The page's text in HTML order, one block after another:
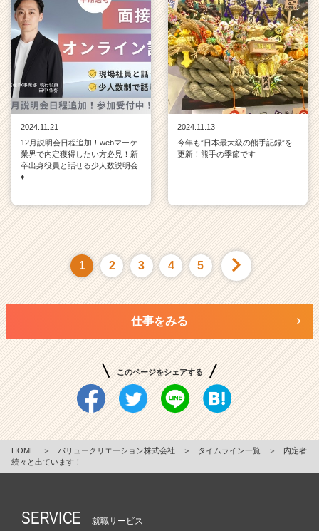
2024.11.21
12月説明会日程追加！webマーケ
業界で内定獲得したい方必見！新
卒出身役員と話せる少人数説明会
♦
2024.11.13
今年も”日本最大級の熊手記録”を
更新！熊手の季節です
1 2 3 4 5
仕事をみる
このページをシェアする
HOME ＞ バリュークリエーション株式会社 ＞ タイムライン一覧 ＞
内定者
続々と出ています！
SERVICE 就職サービス